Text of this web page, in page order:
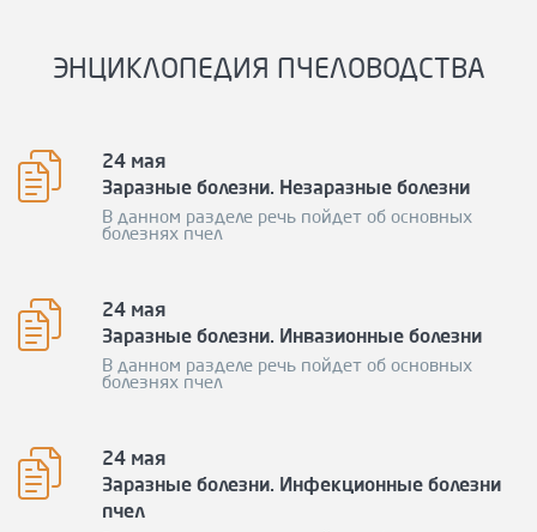
ЭНЦИКЛОПЕДИЯ ПЧЕЛОВОДСТВА
24 мая
Заразные болезни. Незаразные болезни
В данном разделе речь пойдет об основных
болезнях пчел
24 мая
Заразные болезни. Инвазионные болезни
В данном разделе речь пойдет об основных
болезнях пчел
24 мая
Заразные болезни. Инфекционные болезни
пчел